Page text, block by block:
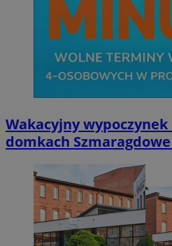
Wakacyjny
domkach